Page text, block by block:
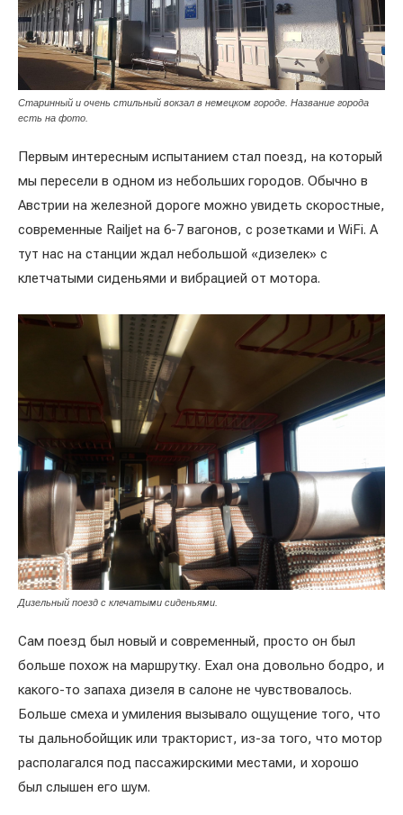
Старинный и очень стильный вокзал в немецком городе. Название города
есть на фото.
Первым интересным испытанием стал поезд, на который
мы пересели в одном из небольших городов. Обычно в
Австрии на железной дороге можно увидеть скоростные,
современные Railjet на 6-7 вагонов, с розетками и WiFi. А
тут нас на станции ждал небольшой «дизелек» с
клетчатыми сиденьями и вибрацией от мотора.
Дизельный поезд с клечатыми сиденьями.
Сам поезд был новый и современный, просто он был
больше похож на маршрутку. Ехал она довольно бодро, и
какого-то запаха дизеля в салоне не чувствовалось.
Больше смеха и умиления вызывало ощущение того, что
ты дальнобойщик или тракторист, из-за того, что мотор
располагался под пассажирскими местами, и хорошо
был слышен его шум.